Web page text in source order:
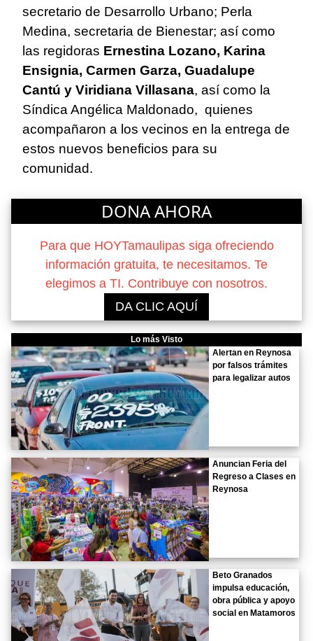
secretario de Desarrollo Urbano; Perla
Medina, secretaria de Bienestar; así como
las regidoras Ernestina Lozano, Karina
Ensignia, Carmen Garza, Guadalupe
Cantú y Viridiana Villasana, así como la
Síndica Angélica Maldonado, quienes
acompañaron a los vecinos en la entrega de
estos nuevos beneficios para su
comunidad.
DONA AHORA
Para que HOYTamaulipas siga ofreciendo
información gratuita, te necesitamos. Te
elegimos a TI. Contribuye con nosotros.
DA CLIC AQUÍ
Lo más Visto
Alertan en Reynosa
por falsos trámites
para legalizar autos
Anuncian Feria del
Regreso a Clases en
Reynosa
Beto Granados
impulsa educación,
obra pública y apoyo
social en Matamoros